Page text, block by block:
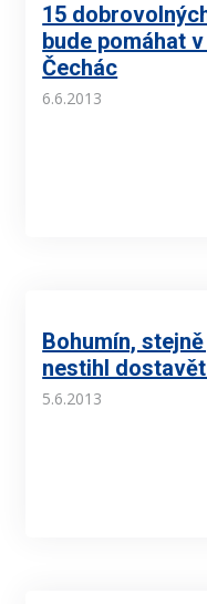
15
bude pomáhat
Čechác
6.6.2013
Bohumín,
nestihl
5.6.2013